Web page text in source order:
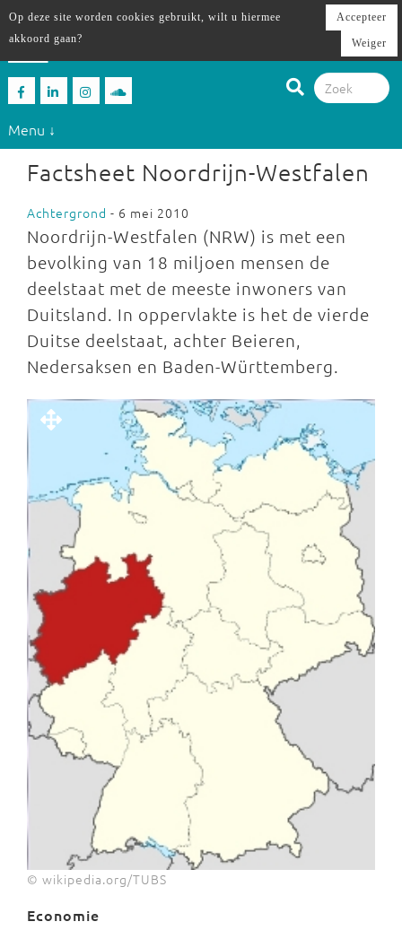
Menu ↓
Factsheet Noordrijn-Westfalen
Achtergrond - 6 mei 2010
Noordrijn-Westfalen (NRW) is met een
bevolking van 18 miljoen mensen de
deelstaat met de meeste inwoners van
Duitsland. In oppervlakte is het de vierde
Duitse deelstaat, achter Beieren,
Nedersaksen en Baden-Württemberg.
© wikipedia.org/TUBS
Economie
Op deze site worden cookies gebruikt, wilt u hiermee
akkoord gaan?
Accepteer
Weiger